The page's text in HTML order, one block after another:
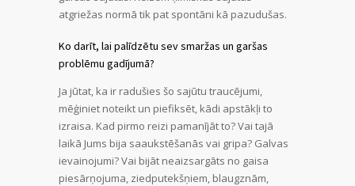
atgriežas normā tik pat spontāni kā pazudušas.
Ko darīt, lai palīdzētu sev smaržas un garšas
problēmu gadījumā?
Ja jūtat, ka ir radušies šo sajūtu traucējumi,
mēģiniet noteikt un piefiksēt, kādi apstākļi to
izraisa. Kad pirmo reizi pamanījāt to? Vai tajā
laikā Jums bija saaukstēšanās vai gripa? Galvas
ievainojumi? Vai bijāt neaizsargāts no gaisa
piesārņojuma, ziedputekšņiem, blaugznām,